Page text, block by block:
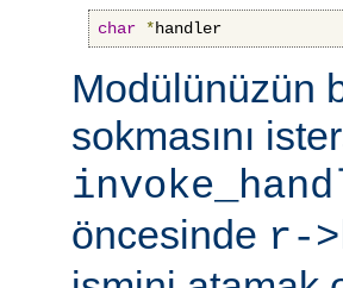
char *handler
Modülünüzün
sokmasını
öncesinde r-